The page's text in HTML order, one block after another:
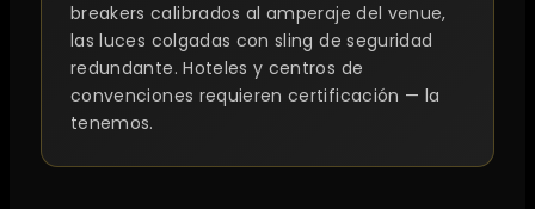
breakers calibrados al amperaje del venue,
las luces colgadas con sling de seguridad
redundante. Hoteles y centros de
convenciones requieren certificación — la
tenemos.